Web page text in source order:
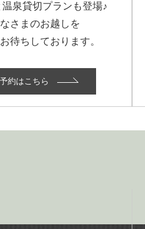
泉貸切プランも登場♪
さまのお越しを
待ちしております。
約はこちら